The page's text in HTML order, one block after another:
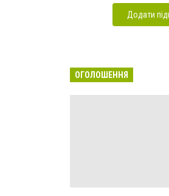
Додати
ОГОЛОШЕННЯ